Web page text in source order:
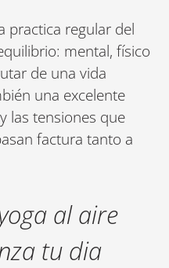
practica regular del
mental, físico
de una vida
una excelente
las tensiones que
factura tanto a
al aire
tu dia